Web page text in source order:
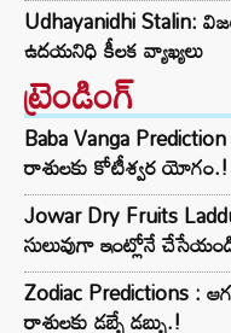
Udhayanidhi Stalin:
ఉదయనిధి కీలక వ్యాఖ్యలు
ట్రెండింగ్‌
Baba Vanga
రాశులకు కోటీశ్వర యోగం.!
Jowar Dry Fruits
సులువుగా ఇంట్లోనే
Zodiac Predictions :
రాశులకు డబ్బే డబ్బు.!